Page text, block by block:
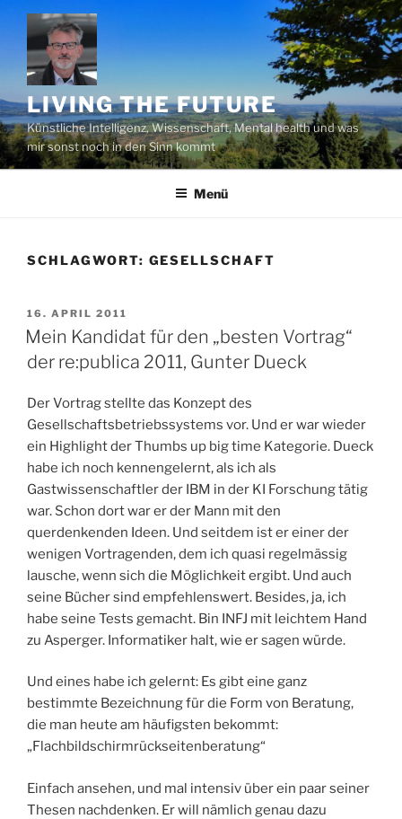
Zum
Inhalt
springen
LIVING THE FUTURE
Künstliche Intelligenz, Wissenschaft, Mental health und was
mir sonst noch in den Sinn kommt
Menü
SCHLAGWORT: GESELLSCHAFT
VERÖFFENTLICHT
AM
16. APRIL 2011
Mein Kandidat für den „besten Vortrag“
der re:publica 2011, Gunter Dueck
Der Vortrag stellte das Konzept des
Gesellschaftsbetriebssystems vor. Und er war wieder
ein Highlight der Thumbs up big time Kategorie. Dueck
habe ich noch kennengelernt, als ich als
Gastwissenschaftler der IBM in der KI Forschung tätig
war. Schon dort war er der Mann mit den
querdenkenden Ideen. Und seitdem ist er einer der
wenigen Vortragenden, dem ich quasi regelmässig
lausche, wenn sich die Möglichkeit ergibt. Und auch
seine Bücher sind empfehlenswert. Besides, ja, ich
habe seine Tests gemacht. Bin INFJ mit leichtem Hand
zu Asperger. Informatiker halt, wie er sagen würde.
Und eines habe ich gelernt: Es gibt eine ganz
bestimmte Bezeichnung für die Form von Beratung,
die man heute am häufigsten bekommt:
„Flachbildschirmrückseitenberatung“
Einfach ansehen, und mal intensiv über ein paar seiner
Thesen nachdenken. Er will nämlich genau dazu